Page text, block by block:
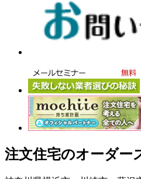
注文住宅のオーダー